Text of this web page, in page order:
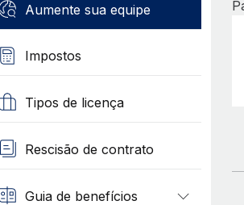
Aumente sua equipe
Impostos
Tipos de licença
Rescisão de contrato
Guia de benefícios